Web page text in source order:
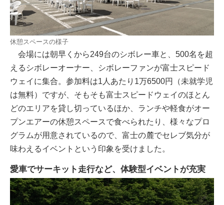
休憩スペースの様子
会場には朝早くから249台のシボレー車と、500名を超
えるシボレーオーナー、シボレーファンが富士スピード
ウェイに集合。参加料は1人あたり1万6500円（未就学児
は無料）ですが、そもそも富士スピードウェイのほとん
どのエリアを貸し切っているほか、ランチや軽食がオー
プンエアーの休憩スペースで食べられたり、様々なプロ
グラムが用意されているので、富士の麓でセレブ気分が
味わえるイベントという印象を受けました。
愛車でサーキット走行など、体験型イベントが充実